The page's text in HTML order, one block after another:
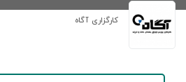
کارگزاری آگاه